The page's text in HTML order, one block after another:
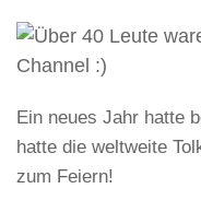
Ein neues Jahr hatte
hatte die weltweite
zum Feiern!